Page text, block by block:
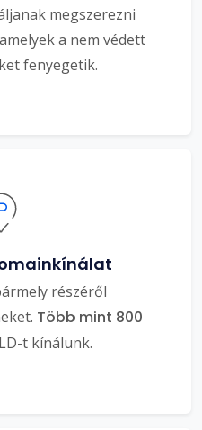
megszerezni
a nem védett
fenyegetik.
részéről
Több mint 800
t kínálunk.